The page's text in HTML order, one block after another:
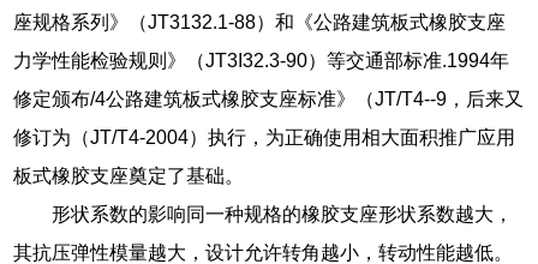
座规格系列》（JT3132.1-88）和《公路建筑板式橡胶支座
力学性能检验规则》（JT3I32.3-90）等交通部标准.1994年
修定颁布/4公路建筑板式橡胶支座标准》（JT/T4--9，后来又
修订为（JT/T4-2004）执行，为正确使用相大面积推广应用
板式橡胶支座奠定了基础。
形状系数的影响同一种规格的橡胶支座形状系数越大，
其抗压弹性模量越大，设计允许转角越小，转动性能越低。